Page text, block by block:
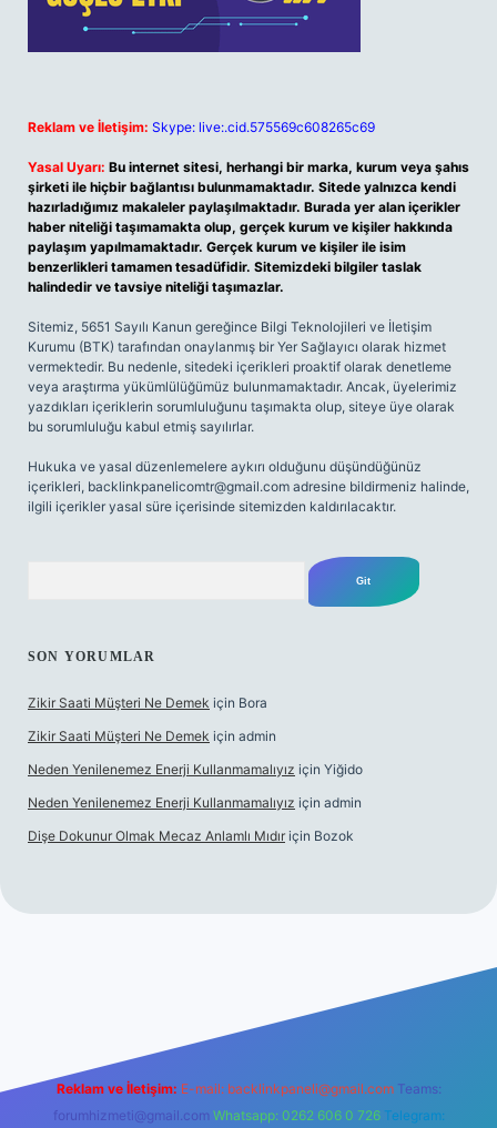
Reklam ve İletişim: Skype: live:.cid.575569c608265c69
Yasal Uyarı: Bu internet sitesi, herhangi bir marka, kurum veya şahıs
şirketi ile hiçbir bağlantısı bulunmamaktadır. Sitede yalnızca kendi
hazırladığımız makaleler paylaşılmaktadır. Burada yer alan içerikler
haber niteliği taşımamakta olup, gerçek kurum ve kişiler hakkında
paylaşım yapılmamaktadır. Gerçek kurum ve kişiler ile isim
benzerlikleri tamamen tesadüfidir. Sitemizdeki bilgiler taslak
halindedir ve tavsiye niteliği taşımazlar.
Sitemiz, 5651 Sayılı Kanun gereğince Bilgi Teknolojileri ve İletişim
Kurumu (BTK) tarafından onaylanmış bir Yer Sağlayıcı olarak hizmet
vermektedir. Bu nedenle, sitedeki içerikleri proaktif olarak denetleme
veya araştırma yükümlülüğümüz bulunmamaktadır. Ancak, üyelerimiz
yazdıkları içeriklerin sorumluluğunu taşımakta olup, siteye üye olarak
bu sorumluluğu kabul etmiş sayılırlar.
Hukuka ve yasal düzenlemelere aykırı olduğunu düşündüğünüz
içerikleri, backlinkpanelicomtr@gmail.com adresine bildirmeniz halinde,
ilgili içerikler yasal süre içerisinde sitemizden kaldırılacaktır.
SON YORUMLAR
Zikir Saati Müşteri Ne Demek için Bora
Zikir Saati Müşteri Ne Demek için admin
Neden Yenilenemez Enerji Kullanmamalıyız için Yiğido
Neden Yenilenemez Enerji Kullanmamalıyız için admin
Dişe Dokunur Olmak Mecaz Anlamlı Mıdır için Bozok
Reklam ve İletişim: E-mail: backlinkpaneli@gmail.com Teams:
forumhizmeti@gmail.com Whatsapp: 0262 606 0 726 Telegram: